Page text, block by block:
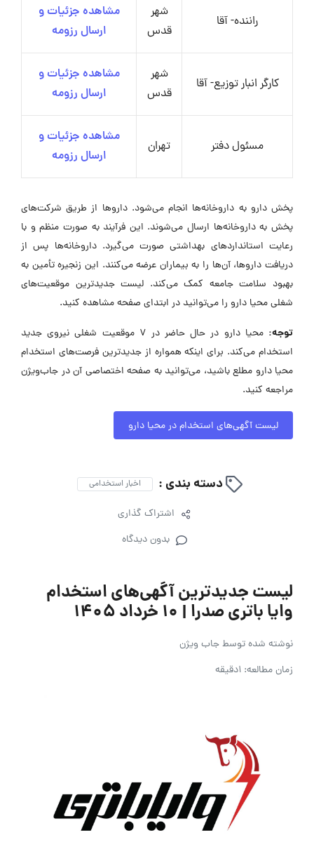
راننده- آقا
شهر
قدس
مشاهده جزئیات و
ارسال رزومه
کارگر انبار توزیع- آقا
شهر
قدس
مشاهده جزئیات و
ارسال رزومه
مسئول دفتر تهران
مشاهده جزئیات و
ارسال رزومه
پخش دارو به داروخانه‌ها انجام می‌شود. داروها از طریق شرکت‌های
پخش به داروخانه‌ها ارسال می‌شوند. این فرآیند به صورت منظم و با
رعایت استانداردهای بهداشتی صورت می‌گیرد. داروخانه‌ها پس از
دریافت داروها، آن‌ها را به بیماران عرضه می‌کنند. این زنجیره تأمین به
بهبود سلامت جامعه کمک می‌کند. لیست جدیدترین موقعیت‌های
شغلی محیا دارو را می‌توانید در ابتدای صفحه مشاهده کنید.
توجه:
محیا دارو در حال حاضر در ۷ موقعیت شغلی نیروی جدید
استخدام می‌کند. برای اینکه همواره از جدیدترین فرصت‌های استخدام
محیا دارو مطلع باشید، می‌توانید به صفحه اختصاصی آن در جاب‌ویژن
مراجعه کنید.
لیست آگهی‌های استخدام در محیا دارو
دسته بندی : اخبار استخدامی
اشتراک گذاری
بدون دیدگاه
لیست جدیدترین آگهی‌های استخدام
وایا باتری صدرا | ۱۰ خرداد ۱۴۰۵
نوشته شده توسطجاب ویژن
زمان مطالعه: 1دقیقه